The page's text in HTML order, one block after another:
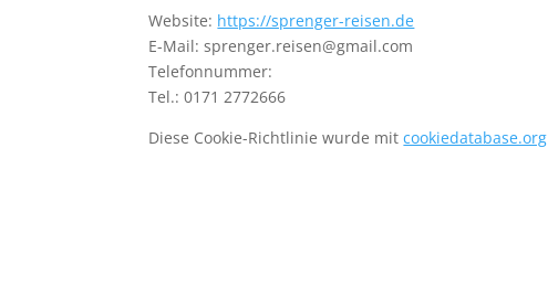
Website: https://sprenger-reisen.de
E-Mail:sprenger.reisen@gmail.com
Telefonnummer:
Tel.: 0171 2772666
Diese Cookie-Richtlinie wurde mitcookiedatabase.org